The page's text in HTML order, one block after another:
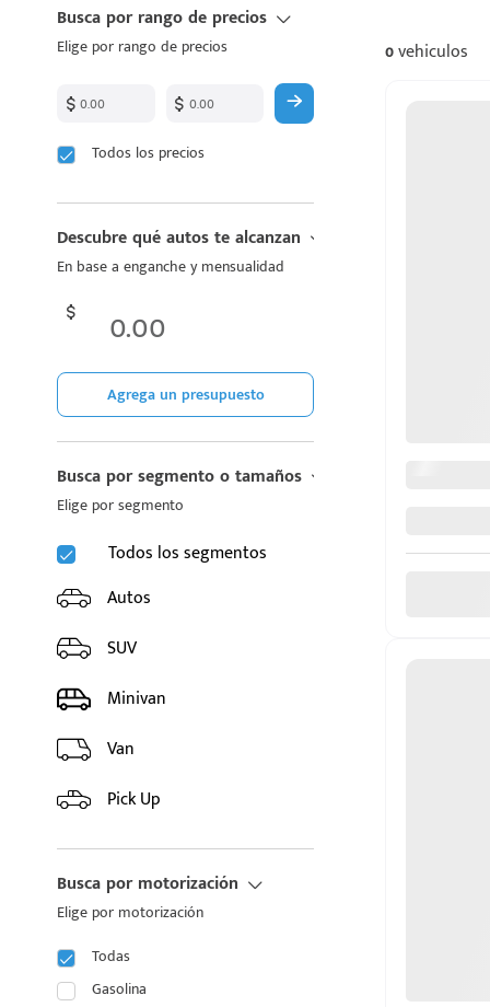
BYD
CHIREY
DODGE
FIAT
FORD
GAC
GEELY
GMC
GREAT WALL MOTORS
HONDA
HYUNDAI
INFINITI
JAECOO
JEEP
Busca por rango de precios
Elige por rango de precios
Todos los precios
Descubre qué autos te alcanzan
En base a enganche y mensualidad
Agrega un presupuesto
Busca por segmento o tamaños
Elige por segmento
Todos los segmentos
Autos
SUV
Minivan
Van
Pick Up
Busca por motorización
Elige por motorización
Todas
Gasolina
0vehiculos